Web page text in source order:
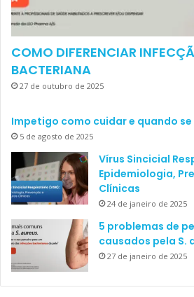
COMO DIFERENCIAR
BACTERIANA
27 de outubro de 2025
Impetigo como cuidar e quando
5 de agosto de 2025
Vírus Sincicial
Epidemiologia,
Clínicas
24 de janeiro de 2025
5 problemas de
causados pela S.
27 de janeiro de 2025